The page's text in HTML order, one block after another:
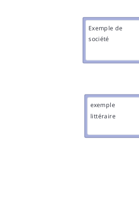
exemple
littéraire
Exemple de
société